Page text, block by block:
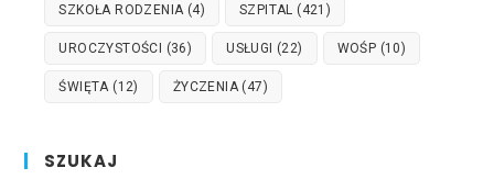
SZKOŁA RODZENIA (4) SZPITAL (421)
UROCZYSTOŚCI (36) USŁUGI (22) WOŚP (10)
ŚWIĘTA (12) ŻYCZENIA (47)
SZUKAJ